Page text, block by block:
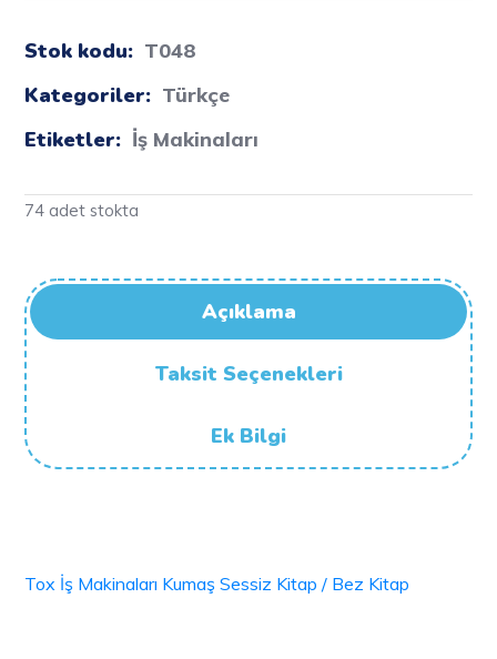
Stok kodu: T048
Kategoriler: Türkçe
Etiketler: İş Makinaları
74 adet stokta
Açıklama
Taksit Seçenekleri
Ek Bilgi
Tox İş Makinaları Kumaş Sessiz Kitap / Bez Kitap